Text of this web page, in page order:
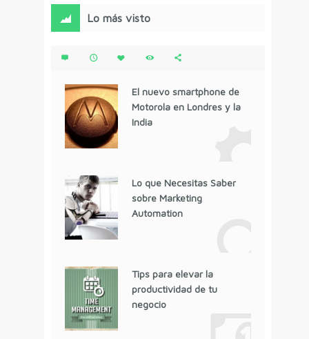
Lo más visto
El nuevo smartphone de
Motorola en Londres y la
India
Lo que Necesitas Saber
sobre Marketing
Automation
Tips para elevar la
productividad de tu
negocio